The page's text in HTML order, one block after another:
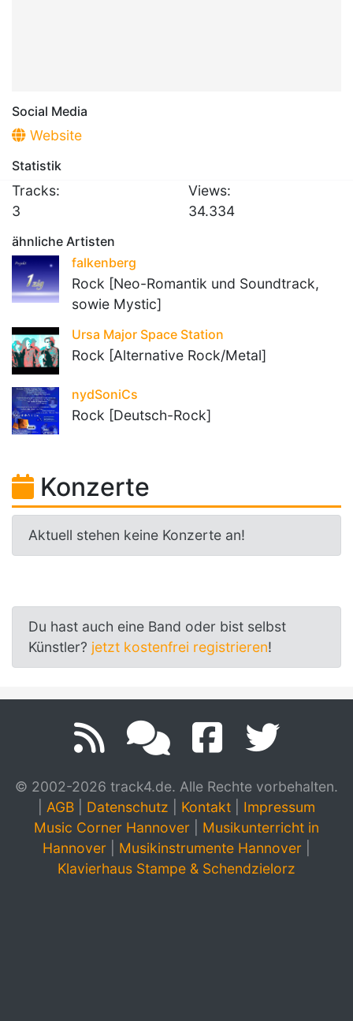
Social Media
Website
Statistik
Tracks:
3
Views:
34.334
ähnliche Artisten
falkenberg
Rock [Neo-Romantik und Soundtrack,
sowie Mystic]
Ursa Major Space Station
Rock [Alternative Rock/Metal]
nydSoniCs
Rock [Deutsch-Rock]
Konzerte
Aktuell stehen keine Konzerte an!
Du hast auch eine Band oder bist selbst
Künstler? jetzt kostenfrei registrieren!
© 2002-2026 track4.de. Alle Rechte vorbehalten.
AGB Datenschutz Kontakt
Impressum
Music Corner Hannover
Musikunterricht in
Hannover
Musikinstrumente Hannover
Klavierhaus Stampe & Schendzielorz